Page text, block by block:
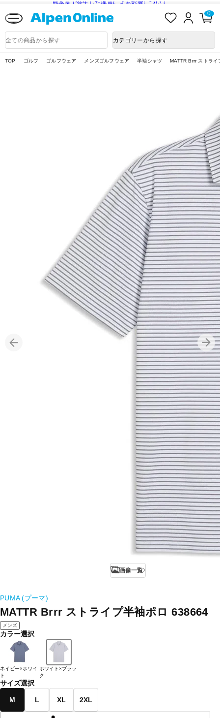
熊本県で発生した地震による影響について
入
ロ
ン
0
品
検
カテゴリーから探す
TOP ゴルフ ゴルフウェア メンズゴルフウェア 半袖シャツ MATTR Brrr ストラ
画像一覧
PUMA (プーマ)
MATTR Brrr ストライプ半袖ポロ 638664
メンズ
カラー選択
ネイビー×ホワイ
ト
ホワイト×ブラッ
ク
サイズ選択
M L XL 2XL